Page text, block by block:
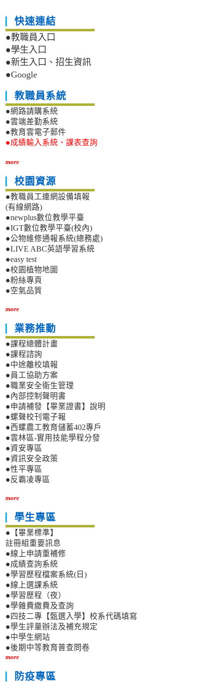
快速連結
●教職員入口
●學生入口
●新生入口、招生資訊
●Google
教職員系統
●網路請購系統
●雲端差勤系統
●教育雲電子郵件
●成績輸入系統、課表查詢
more
校園資源
●教職員工連網設備填報
(有線網路)
●newplus數位教學平臺
●IGT數位教學平臺(校內)
●公物維修通報系統(總務處)
●LIVE ABC英語學習系統
●easy test
●校園植物地圖
●粉絲專頁
●空氣品質
more
業務推動
●課程總體計畫
●課程諮詢
●中途離校填報
●員工協助方案
●職業安全衛生管理
●內部控制聲明書
●申請補發【畢業證書】說明
●螺聲校刊電子報
●西螺農工教育儲蓄402專戶
●雲林區-實用技能學程分發
●資安專區
●資訊安全政策
●性平專區
●反霸凌專區
more
學生專區
●【畢業標準】
註冊組重要訊息
●線上申請重補修
●成績查詢系統
●學習歷程檔案系統(日)
●線上選課系統
●學習歷程（夜）
●學雜費繳費及查詢
●四技二專【甄選入學】校系代碼填寫
●學生評量辦法及補充規定
●中學生網站
●後期中等教育普查問卷
more
防疫專區